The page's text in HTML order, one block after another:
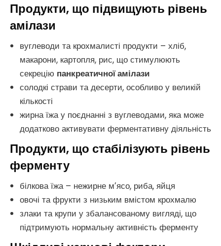
Продукти, що підвищують рівень
амілази
вуглеводи та крохмалисті продукти – хліб,
макарони, картопля, рис, що стимулюють
секрецію панкреатичної амілази
солодкі страви та десерти, особливо у великій
кількості
жирна їжа у поєднанні з вуглеводами, яка може
додатково активувати ферментативну діяльність
Продукти, що стабілізують рівень
ферменту
білкова їжа – нежирне м’ясо, риба, яйця
овочі та фрукти з низьким вмістом крохмалю
злаки та крупи у збалансованому вигляді, що
підтримують нормальну активність ферменту